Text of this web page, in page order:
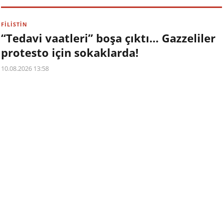
FİLİSTİN
“Tedavi vaatleri” boşa çıktı… Gazzeliler
protesto için sokaklarda!
10.08.2026 13:58